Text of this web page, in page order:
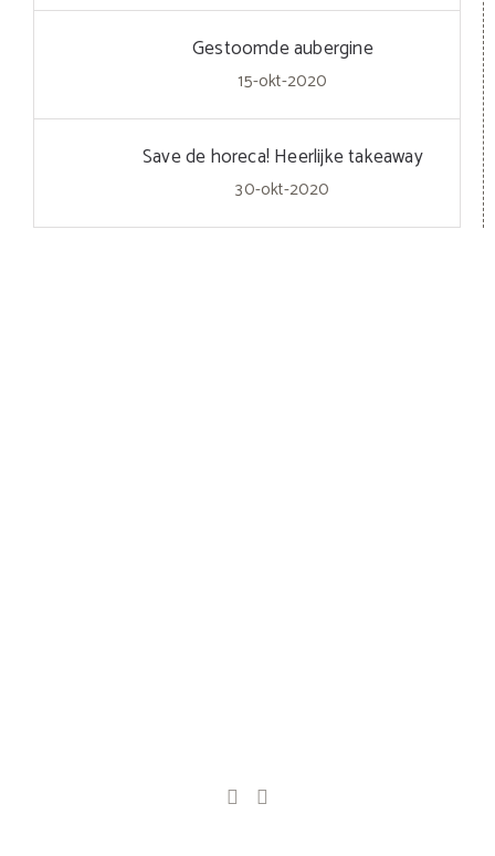
Gestoomde aubergine
15-okt-2020
Save de horeca! Heerlijke takeaway
30-okt-2020